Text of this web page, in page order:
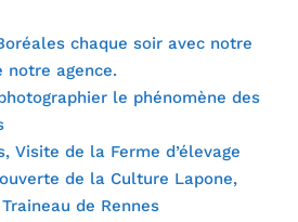
chaque soir avec notre
notre agence.
le phénomène des
Visite de la Ferme d’élevage
de la Culture Lapone,
de Rennes